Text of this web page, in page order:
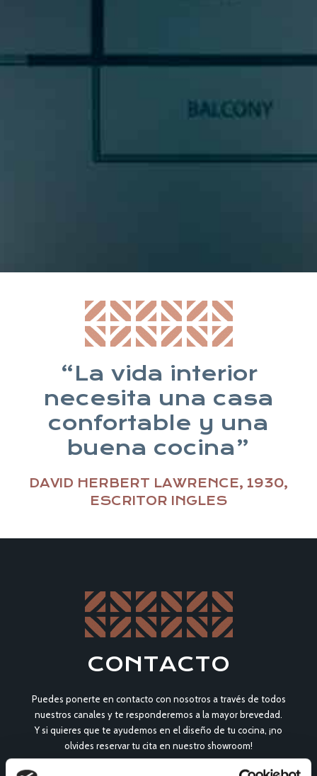
“La vida interior
necesita una casa
confortable y una
buena cocina”
DAVID HERBERT LAWRENCE, 1930,
ESCRITOR INGLES
CONTACTO
Puedes ponerte en contacto con nosotros a través de todos
nuestros canales y te responderemos a la mayor brevedad.
Y si quieres que te ayudemos en el diseño de tu cocina, ¡no
olvides reservar tu cita en nuestro showroom!